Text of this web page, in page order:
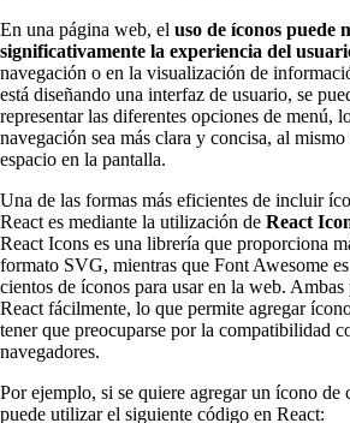
En una página web, el uso de íconos puede
significativamente la experiencia del
navegación o en la visualización de
está diseñando una interfaz de usuario, se
representar las diferentes opciones de menú,
navegación sea más clara y concisa, al
espacio en la pantalla.
Una de las formas más eficientes de incluir
React es mediante la utilización de React
React Icons es una librería que proporciona
formato SVG, mientras que Font Awesome
cientos de íconos para usar en la web. Ambas
React fácilmente, lo que permite agregar
tener que preocuparse por la compatibilidad
navegadores.
Por ejemplo, si se quiere agregar un ícono de
puede utilizar el siguiente código en React: